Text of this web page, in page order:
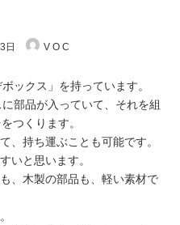
日 V O C
ックス」を持っています。
部品が入っていて、それを組
つくります。
、持ち運ぶことも可能です。
いと思います。
、木製の部品も、軽い素材で